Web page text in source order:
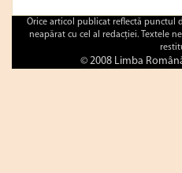
Orice articol publicat reflectă punctul
neapărat cu cel al redacţiei. Textele
© 2008 Limba